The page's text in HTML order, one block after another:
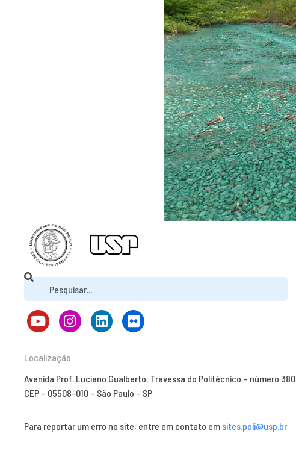
Localização
Avenida Prof. Luciano Gualberto, Travessa do Politécnico – número 380
CEP – 05508-010 – São Paulo – SP
Para reportar um erro no site, entre em contato em sites.poli@usp.br